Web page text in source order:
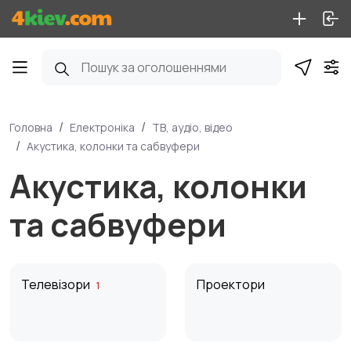
Головна Електроніка
ТВ, аудіо, відео
Акустика, колонки та сабвуфери
Акустика, колонки
та сабвуфери
Телевізори 1 Проектори